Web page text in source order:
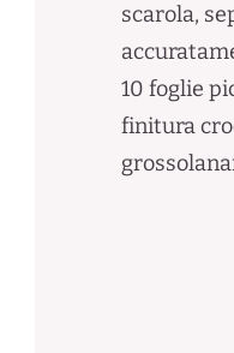
scarola,
10 foglie
finitura